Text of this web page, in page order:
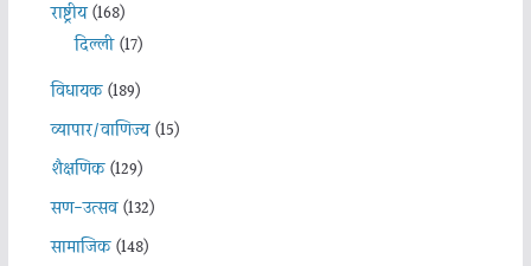
राष्ट्रीय(168)
दिल्ली(17)
विधायक(189)
व्यापार/वाणिज्य(15)
शैक्षणिक(129)
सण-उत्सव(132)
सामाजिक(148)